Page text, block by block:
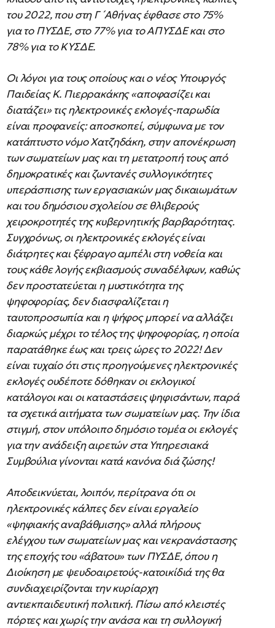
του 2022, που στη Γ ́ Αθήνας έφθασε στο 75%
για το ΠΥΣΔΕ, στο 77% για το ΑΠΥΣΔΕ και στο
78% για το ΚΥΣΔΕ.
Οι λόγοι για τους οποίους και ο νέος Υπουργός
Παιδείας Κ. Πιερρακάκης «αποφασίζει και
διατάζει» τις ηλεκτρονικές εκλογές-παρωδία
είναι προφανείς: αποσκοπεί, σύμφωνα με τον
κατάπτυστο νόμο Χατζηδάκη, στην απονέκρωση
των σωματείων μας και τη μετατροπή τους από
δημοκρατικές και ζωντανές συλλογικότητες
υπεράσπισης των εργασιακών μας δικαιωμάτων
και του δημόσιου σχολείου σε θλιβερούς
χειροκροτητές της κυβερνητικής βαρβαρότητας.
Συγχρόνως, οι ηλεκτρονικές εκλογές είναι
διάτρητες και ξέφραγο αμπέλι στη νοθεία και
τους κάθε λογής εκβιασμούς συναδέλφων, καθώς
δεν προστατεύεται η μυστικότητα της
ψηφοφορίας, δεν διασφαλίζεται η
ταυτοπροσωπία και η ψήφος μπορεί να αλλάζει
διαρκώς μέχρι το τέλος της ψηφοφορίας, η οποία
παρατάθηκε έως και τρεις ώρες το 2022! Δεν
είναι τυχαίο ότι στις προηγούμενες ηλεκτρονικές
εκλογές ουδέποτε δόθηκαν οι εκλογικοί
κατάλογοι και οι καταστάσεις ψηφισάντων, παρά
τα σχετικά αιτήματα των σωματείων μας. Την ίδια
στιγμή, στον υπόλοιπο δημόσιο τομέα οι εκλογές
για την ανάδειξη αιρετών στα Υπηρεσιακά
Συμβούλια γίνονται κατά κανόνα διά ζώσης!
Αποδεικνύεται, λοιπόν, περίτρανα ότι οι
ηλεκτρονικές κάλπες δεν είναι εργαλείο
«ψηφιακής αναβάθμισης» αλλά πλήρους
ελέγχου των σωματείων μας και νεκρανάστασης
της εποχής του «άβατου» των ΠΥΣΔΕ, όπου η
Διοίκηση με ψευδοαιρετούς-κατοικίδιά της θα
συνδιαχειρίζονται την κυρίαρχη
αντιεκπαιδευτική πολιτική. Πίσω από κλειστές
πόρτες και χωρίς την ανάσα και τη συλλογική